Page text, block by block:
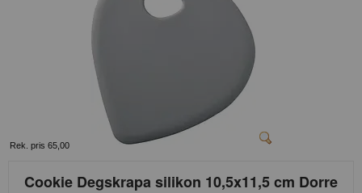
Rek. pris 65,00
Cookie Degskrapa silikon 10,5x11,5 cm Dorre